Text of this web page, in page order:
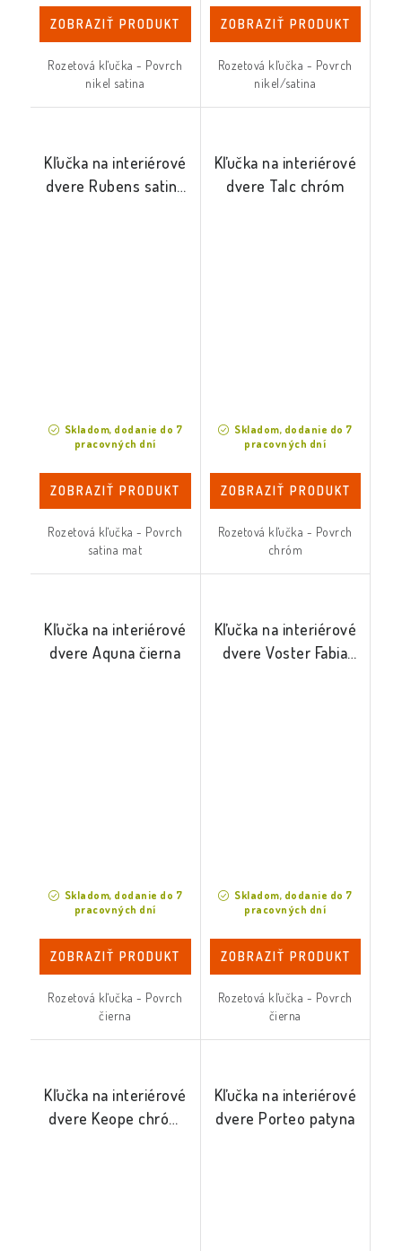
ZOBRAZIŤ PRODUKT
Rozetová kľučka - Povrch
nikel satina
ZOBRAZIŤ PRODUKT
Rozetová kľučka - Povrch
nikel/satina
Kľučka na interiérové
dvere Rubens satina
Skladom, dodanie do 7
pracovných dní
ZOBRAZIŤ PRODUKT
Rozetová kľučka - Povrch
satina mat
Kľučka na interiérové
dvere Talc chróm
Skladom, dodanie do 7
pracovných dní
ZOBRAZIŤ PRODUKT
Rozetová kľučka - Povrch
chróm
Kľučka na interiérové
dvere Aquna čierna
Skladom, dodanie do 7
pracovných dní
ZOBRAZIŤ PRODUKT
Rozetová kľučka - Povrch
čierna
Kľučka na interiérové
dvere Voster Fabia
Skladom, dodanie do 7
pracovných dní
ZOBRAZIŤ PRODUKT
Rozetová kľučka - Povrch
čierna
Kľučka na interiérové
dvere Keope chróm
Kľučka na interiérové
dvere Porteo patyna